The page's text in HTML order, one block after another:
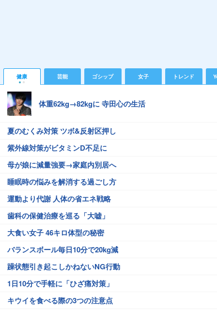
健康 芸能 ゴシップ 女子 トレンド
体重62kg→82kgに 寺田心の生活
夏のむくみ対策 ツボ&反射区押し
紫外線対策がビタミンD不足に
母が娘に減量強要→家庭内別居へ
睡眠時の悩みを解消する過ごし方
運動より代謝 人体の省エネ戦略
歯科の保健治療を巡る「大嘘」
大食い女子 46キロ体型の秘密
バランスボール毎日10分で20kg減
躁状態引き起こしかねないNG行動
1日10分で手軽に「ひざ痛対策」
キウイを食べる際の3つの注意点